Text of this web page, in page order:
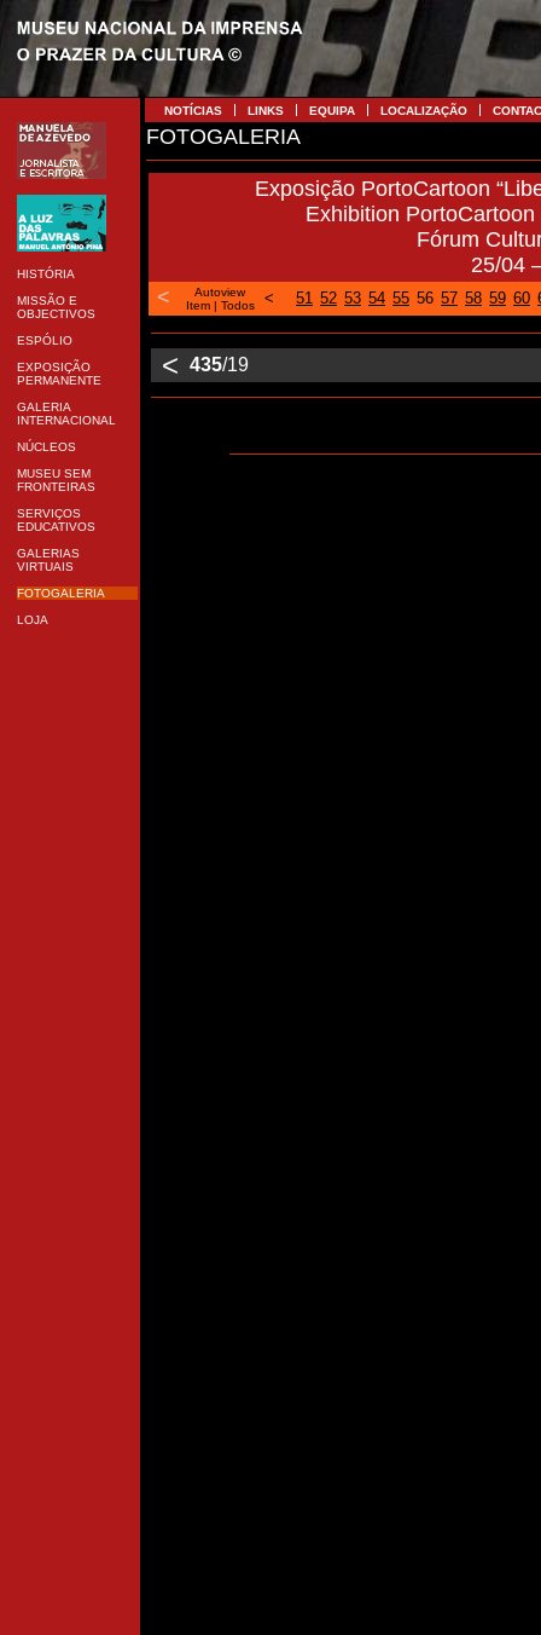
HISTÓRIA
MISSÃO E
OBJECTIVOS
ESPÓLIO
EXPOSIÇÃO
PERMANENTE
GALERIA
INTERNACIONAL
NÚCLEOS
MUSEU SEM
FRONTEIRAS
SERVIÇOS
EDUCATIVOS
GALERIAS
VIRTUAIS
FOTOGALERIA
LOJA
NOTÍCIAS LINKS EQUIPA LOCALIZAÇÃO
FOTOGALERIA
Exposição PortoCartoon
Exhibition PortoCartoon
Fórum
25/04
<
Autoview
Item| Todos < 51 52 53 54 55 56 57 58 59 60
< 435/19